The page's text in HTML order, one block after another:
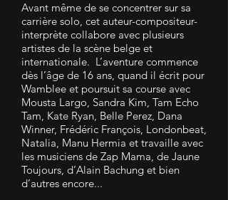
Avant même de se concentrer sur sa
carrière solo, cet auteur-compositeur-
interprète collabore avec plusieurs
artistes de la scène belge et
internationale. L’aventure commence
dès l’âge de 16 ans, quand il écrit pour
Wamblee et poursuit sa course avec
Mousta Largo, Sandra Kim, Tam Echo
Tam, Kate Ryan, Belle Perez, Dana
Winner, Frédéric François, Londonbeat,
Natalia, Manu Hermia et travaille avec
les musiciens de Zap Mama, de Jaune
Toujours, d’Alain Bachung et bien
d’autres encore...